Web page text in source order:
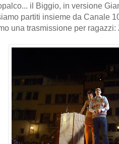
il Biggio, in versione
partiti insieme da Canale
una trasmissione per